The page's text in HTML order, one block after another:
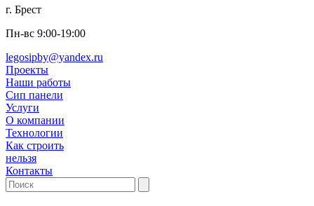
г. Брест
Пн-вс 9:00-19:00
legosipby@yandex.ru
Проекты
Наши работы
Сип панели
Услуги
О компании
Технологии
Как строить
нельзя
Контакты